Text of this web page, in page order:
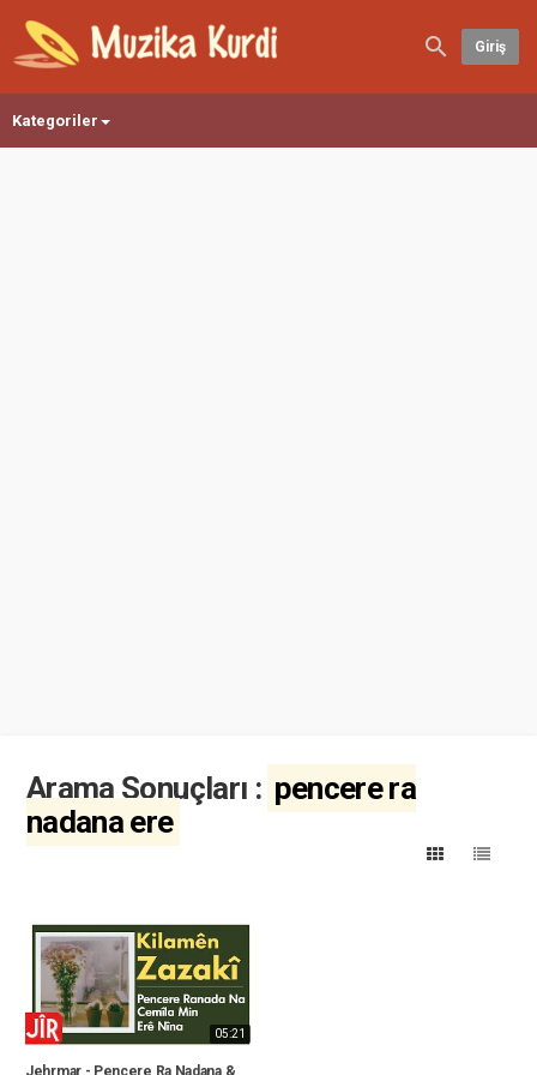
Giriş
Kategoriler
Arama Sonuçları : pencere ra
nadana ere
05:21
Jehrmar - Pencere Ra Nadana &